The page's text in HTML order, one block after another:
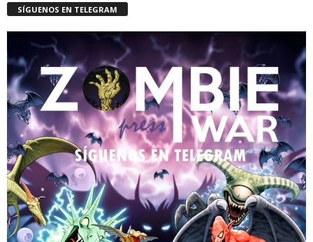
SÍGUENOS EN TELEGRAM